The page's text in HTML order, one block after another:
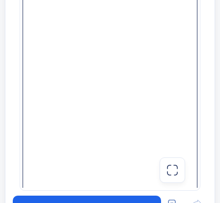
3. Халқын сүйген – салтын сүйер.